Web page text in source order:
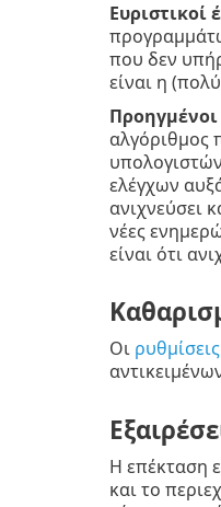
Ευριστικοί
που δεν
είναι η
Προηγμένοι
αλγόριθμος
ελέγχων
ανιχνεύσει
νέες
είναι ότι
Οι
Η επέκταση
και το